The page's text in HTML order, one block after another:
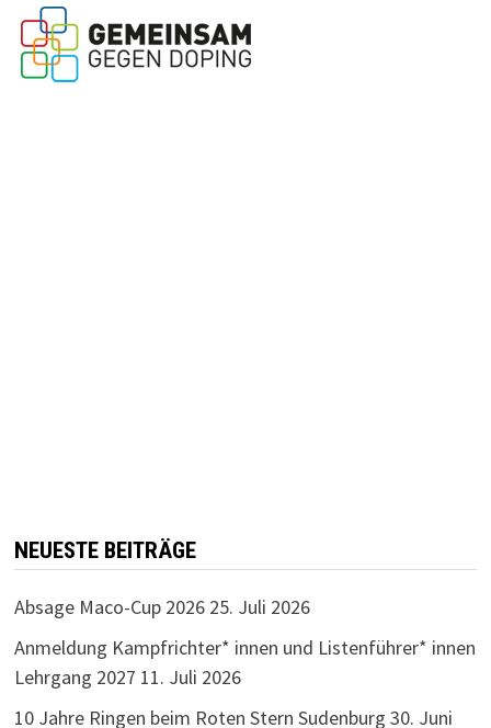
NEUESTE BEITRÄGE
Absage Maco-Cup 2026 25. Juli 2026
Anmeldung Kampfrichter* innen und Listenführer* innen
Lehrgang 2027 11. Juli 2026
10 Jahre Ringen beim Roten Stern Sudenburg 30. Juni